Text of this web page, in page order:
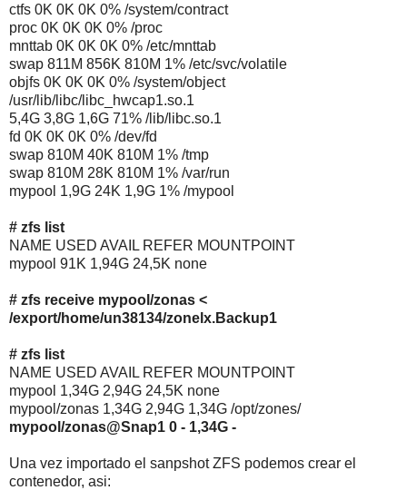
ctfs 0K 0K 0K 0% /system/contract
proc 0K 0K 0K 0% /proc
mnttab 0K 0K 0K 0% /etc/mnttab
swap 811M 856K 810M 1% /etc/svc/volatile
objfs 0K 0K 0K 0% /system/object
/usr/lib/libc/libc_hwcap1.so.1
5,4G 3,8G 1,6G 71% /lib/libc.so.1
fd 0K 0K 0K 0% /dev/fd
swap 810M 40K 810M 1% /tmp
swap 810M 28K 810M 1% /var/run
mypool 1,9G 24K 1,9G 1% /mypool
# zfs list
NAME USED AVAIL REFER MOUNTPOINT
mypool 91K 1,94G 24,5K none
# zfs receive mypool/zonas <
/export/home/un38134/zonelx.Backup1
# zfs list
NAME USED AVAIL REFER MOUNTPOINT
mypool 1,34G 2,94G 24,5K none
mypool/zonas 1,34G 2,94G 1,34G /opt/zones/
mypool/zonas@Snap1 0 - 1,34G -
Una vez importado el sanpshot ZFS podemos crear el
contenedor, asi: